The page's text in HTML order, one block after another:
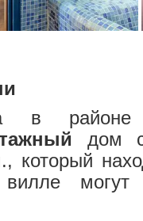
в
дом
который
могут